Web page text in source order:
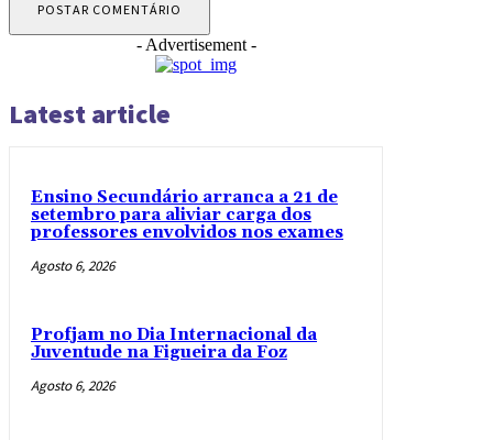
- Advertisement -
Latest article
Ensino Secundário arranca a 21 de
setembro para aliviar carga dos
professores envolvidos nos exames
Agosto 6, 2026
Profjam no Dia Internacional da
Juventude na Figueira da Foz
Agosto 6, 2026